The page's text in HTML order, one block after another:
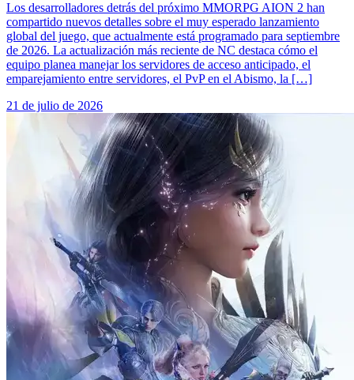
Los desarrolladores detrás del próximo MMORPG AION 2 han
compartido nuevos detalles sobre el muy esperado lanzamiento
global del juego, que actualmente está programado para septiembre
de 2026. La actualización más reciente de NC destaca cómo el
equipo planea manejar los servidores de acceso anticipado, el
emparejamiento entre servidores, el PvP en el Abismo, la […]
21 de julio de 2026